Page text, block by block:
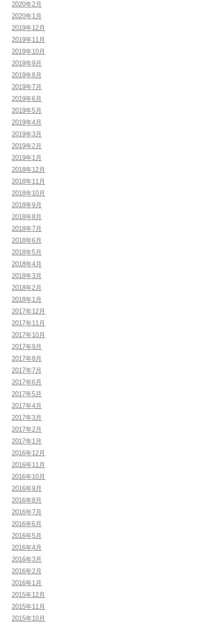
2020年2月
2020年1月
2019年12月
2019年11月
2019年10月
2019年9月
2019年8月
2019年7月
2019年6月
2019年5月
2019年4月
2019年3月
2019年2月
2019年1月
2018年12月
2018年11月
2018年10月
2018年9月
2018年8月
2018年7月
2018年6月
2018年5月
2018年4月
2018年3月
2018年2月
2018年1月
2017年12月
2017年11月
2017年10月
2017年9月
2017年8月
2017年7月
2017年6月
2017年5月
2017年4月
2017年3月
2017年2月
2017年1月
2016年12月
2016年11月
2016年10月
2016年9月
2016年8月
2016年7月
2016年6月
2016年5月
2016年4月
2016年3月
2016年2月
2016年1月
2015年12月
2015年11月
2015年10月